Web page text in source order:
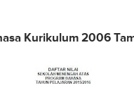
Kurikulum 2006